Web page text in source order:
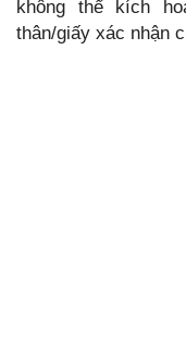
không thể kích
thân/giấy xác nhận